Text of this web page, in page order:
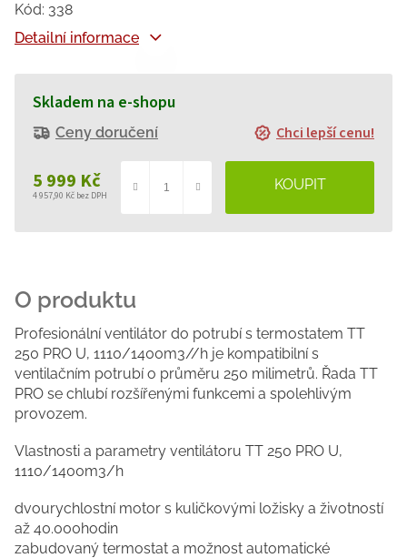
5 999 Kč
4 957,90 Kč bez DPH
cena:
Skladem na e-shopu
Ceny doručení Chci lepší cenu!
Detailní informace
Kód: 338
Profesionální ventilátor do potrubí s termostatem TT
250 PRO U, 1110/1400m3//h je kompatibilní s
ventilačním potrubí o průměru 250 milimetrů. Řada TT
PRO se chlubí rozšířenými funkcemi a spolehlivým
provozem.
Vlastnosti a parametry ventilátoru TT 250 PRO U,
1110/1400m3/h
dvourychlostní motor s kuličkovými ložisky a životností
až 40.000hodin
zabudovaný termostat a možnost automatické